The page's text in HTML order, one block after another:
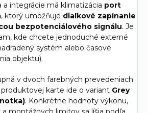
a integrácie má klimatizácia port
, ktorý umožňuje diaľkové zapínanie
bezpotenciálového signálu. Je
kde chcete jednoduché externé
systém alebo časové
objektu).
v dvoch farebných prevedeniach
produktovej karte ide o variant Grey
. Konkrétne hodnoty výkonu,